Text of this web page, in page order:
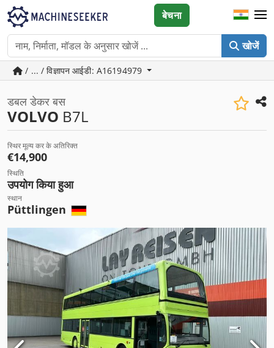
खोजें
बेचना
/ ... / विज्ञापन आईडी: A16194979
डबल डेकर बस
VOLVO B7L
स्थिर मूल्य कर के अतिरिक्त
€14,900
स्थिति
उपयोग किया हुआ
स्थान
Püttlingen